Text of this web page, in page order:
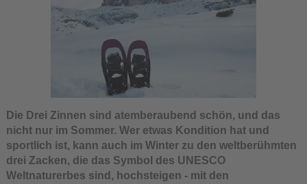
Die Drei Zinnen sind atemberaubend schön, und das
nicht nur im Sommer. Wer etwas Kondition hat und
sportlich ist, kann auch im Winter zu den weltberühmten
drei Zacken, die das Symbol des UNESCO
Weltnaturerbes sind, hochsteigen - mit den